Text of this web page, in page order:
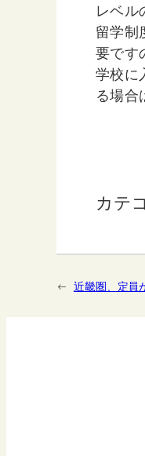
レベル
留学制
要です
学校に
る場合
カテ
← 近畿圏、定員